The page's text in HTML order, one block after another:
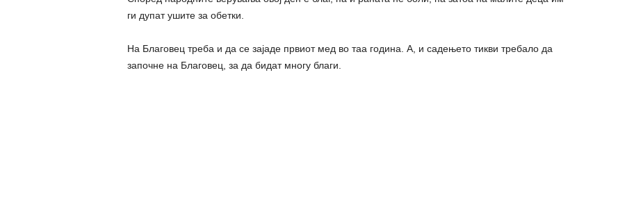
ги дупат ушите за обетки.
На Благовец треба и да се зајаде првиот мед во таа година. А, и садењето тикви требало да
започне на Благовец, за да бидат многу благи.